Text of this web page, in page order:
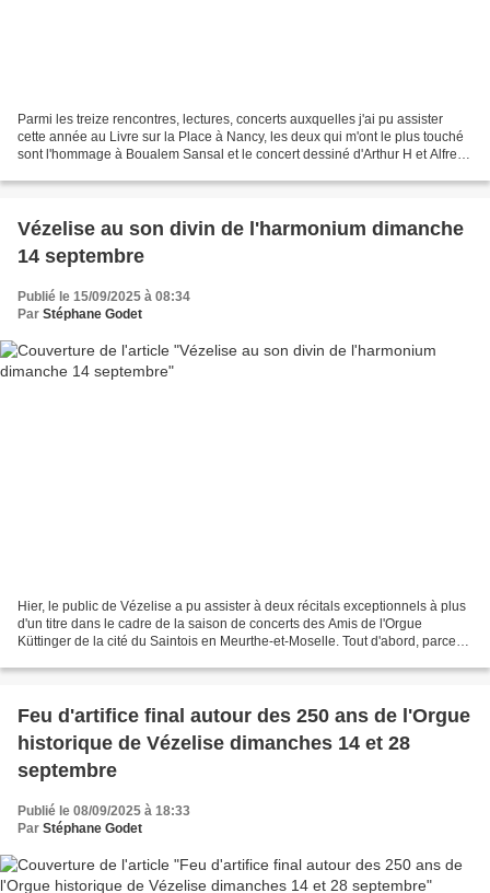
Parmi les treize rencontres, lectures, concerts auxquelles j'ai pu assister
cette année au Livre sur la Place à Nancy, les deux qui m'ont le plus touché
sont l'hommage à Boualem Sansal et le concert dessiné d'Arthur H et Alfred,
Vézelise au son divin de l'harmonium dimanche
14 septembre
Publié le 15/09/2025 à 08:34
Par Stéphane Godet
Hier, le public de Vézelise a pu assister à deux récitals exceptionnels à plus
d'un titre dans le cadre de la saison de concerts des Amis de l'Orgue
Küttinger de la cité du Saintois en Meurthe-et-Moselle. Tout d'abord, parce
Feu d'artifice final autour des 250 ans de l'Orgue
historique de Vézelise dimanches 14 et 28
septembre
Publié le 08/09/2025 à 18:33
Par Stéphane Godet